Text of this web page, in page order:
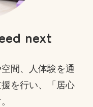
next
間、人体験を通
を行い、「居心